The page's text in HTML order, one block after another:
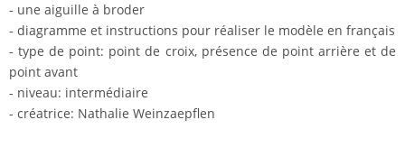
- une aiguille à broder
- diagramme et instructions pour réaliser le modèle en français
- type de point: point de croix, présence de point arrière et de
point avant
- niveau: intermédiaire
- créatrice: Nathalie Weinzaepflen